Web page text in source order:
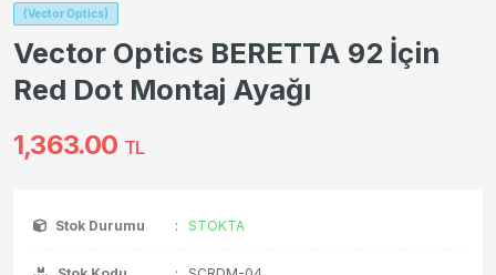
(Vector Optics)
Vector Optics BERETTA 92 İçin
Red Dot Montaj Ayağı
1,363.00 TL
Stok Durumu : STOKTA